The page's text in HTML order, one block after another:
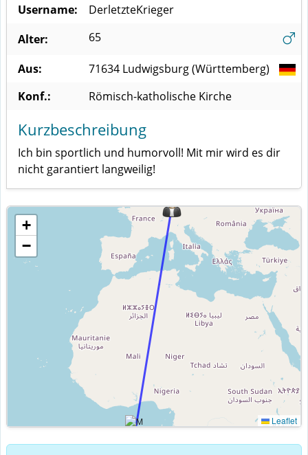
Username:
DerletzteKrieger
Alter:
65
Aus: 71634 Ludwigsburg (Württemberg)
Konf.:
Römisch-katholische Kirche
Kurzbeschreibung
Ich bin sportlich und humorvoll! Mit mir wird es dir
nicht garantiert langweilig!
+
−
Leaflet